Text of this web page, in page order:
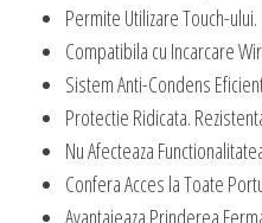
Permite Utilizare Touch-ului.
Compatibila cu Incarcare
Sistem Anti-Condens
Protectie Ridicata.
Nu Afecteaza
Confera Acces la Toate
Avantajeaza Prinderea